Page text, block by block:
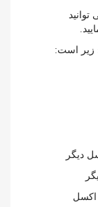
زیر است:
دیگر
اکسل